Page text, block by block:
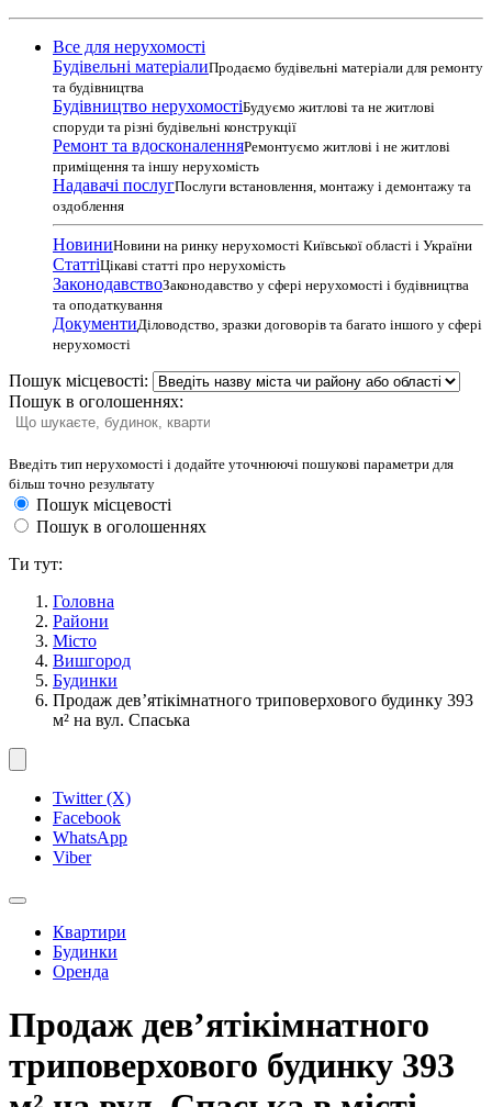
Все для нерухомості
Будівельні матеріалиПродаємо будівельні матеріали для ремонту
та будівництва
Будівництво нерухомостіБудуємо житлові та не житлові
споруди та різні будівельні конструкції
Ремонт та вдосконаленняРемонтуємо житлові і не житлові
приміщення та іншу нерухомість
Надавачі послугПослуги встановлення, монтажу і демонтажу та
оздоблення
НовиниНовини на ринку нерухомості Київської області і України
СтаттіЦікаві статті про нерухомість
ЗаконодавствоЗаконодавство у сфері нерухомості і будівництва
та оподаткування
ДокументиДіловодство, зразки договорів та багато іншого у сфері
нерухомості
Пошук місцевості:
Пошук в оголошеннях:
Введіть тип нерухомості і додайте уточнюючі пошукові параметри для
більш точно результату
Пошук місцевості
Пошук в оголошеннях
Ти тут:
Головна
Райони
Місто
Вишгород
Будинки
Продаж дев’ятікімнатного триповерхового будинку 393
м² на вул. Спаська
Twitter (X)
Facebook
WhatsApp
Viber
Квартири
Будинки
Оренда
Продаж дев’ятікімнатного
триповерхового будинку 393